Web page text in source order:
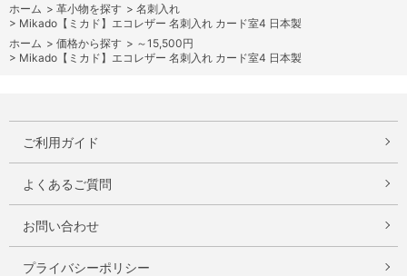
ホーム > 革小物を探す > 名刺入れ
> Mikado【ミカド】エコレザー 名刺入れ カード室4 日本製
ホーム > 価格から探す > ～15,500円
> Mikado【ミカド】エコレザー 名刺入れ カード室4 日本製
ご利用ガイド
よくあるご質問
お問い合わせ
プライバシーポリシー